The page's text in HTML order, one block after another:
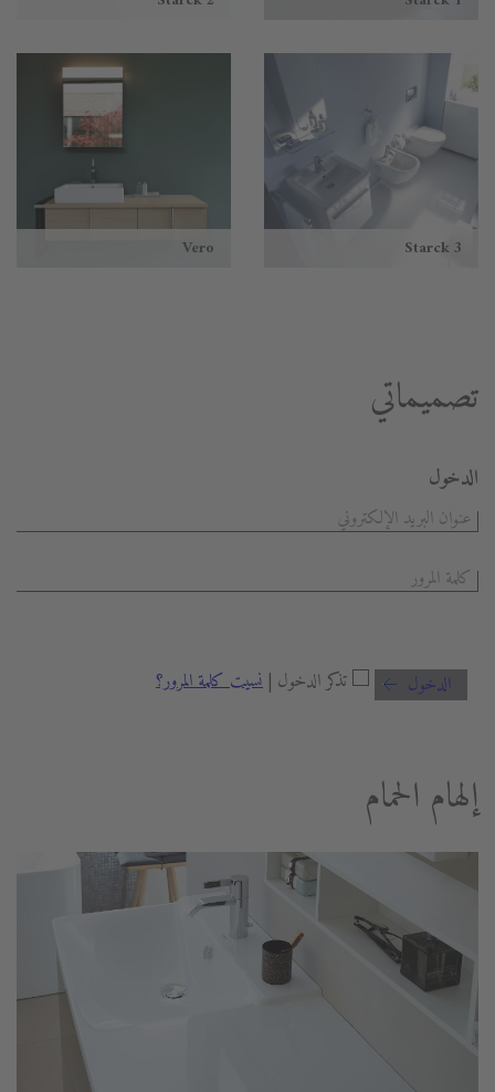
Starck 3
Vero
تصميماتي
الدخول
تذكر الدخول | نسيت كلمة المرور؟ الدخول
إلهام الحمام